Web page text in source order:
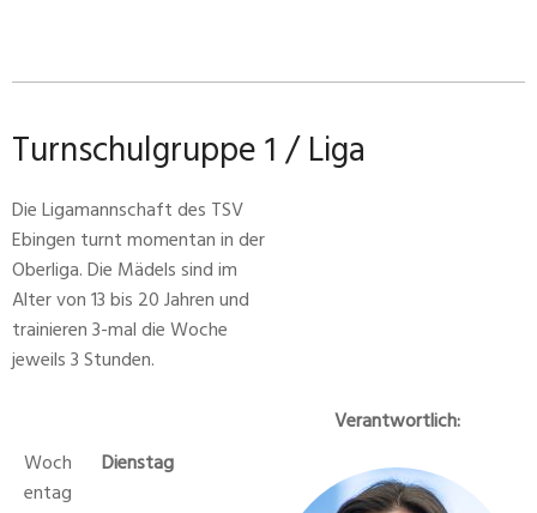
Turnschulgruppe 1 / Liga
Die Ligamannschaft des TSV
Ebingen turnt momentan in der
Oberliga. Die Mädels sind im
Alter von 13 bis 20 Jahren und
trainieren 3-mal die Woche
jeweils 3 Stunden.
Woch
entag
Dienstag
Verantwortlich: